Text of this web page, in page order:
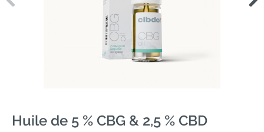
Huile de 5 % CBG & 2,5 % CBD